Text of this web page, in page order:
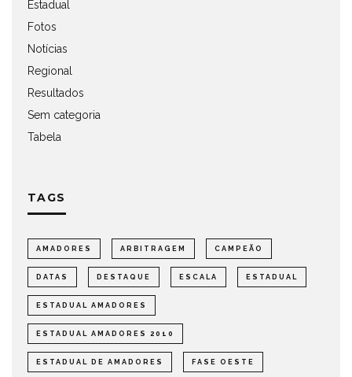
Estadual
Fotos
Notícias
Regional
Resultados
Sem categoria
Tabela
TAGS
AMADORES ARBITRAGEM CAMPEÃO
DATAS DESTAQUE ESCALA ESTADUAL
ESTADUAL AMADORES
ESTADUAL AMADORES 2010
ESTADUAL DE AMADORES FASE OESTE